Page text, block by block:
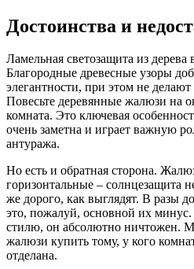
Достоинства и
Ламельная светозащита из дерева
Благородные древесные узоры
элегантности, при этом не
Повесьте деревянные жалюзи на
комната. Это ключевая
очень заметна и играет важную
антуража.
Но есть и обратная сторона.
горизонтальные – солнцезащита
же дорого, как выглядят. В разы
это, пожалуй, основной их минус.
стилю, он абсолютно ничтожен.
жалюзи купить тому, у кого
отделана.